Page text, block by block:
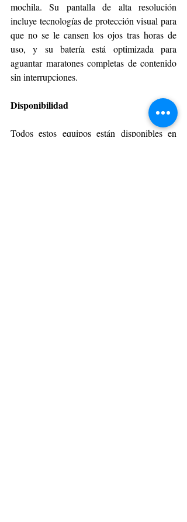
mochila. Su pantalla de alta resolución
incluye tecnologías de protección visual para
que no se le cansen los ojos tras horas de
uso, y su batería está optimizada para
aguantar maratones completas de contenido
sin interrupciones.
Disponibilidad